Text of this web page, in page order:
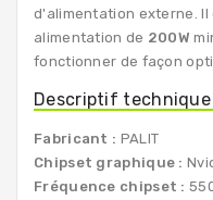
d'alimentation externe. Il
alimentation de 200W
fonctionner de façon
Descriptif technique
Fabricant : PALIT
Chipset graphique :
Fréquence chipset :